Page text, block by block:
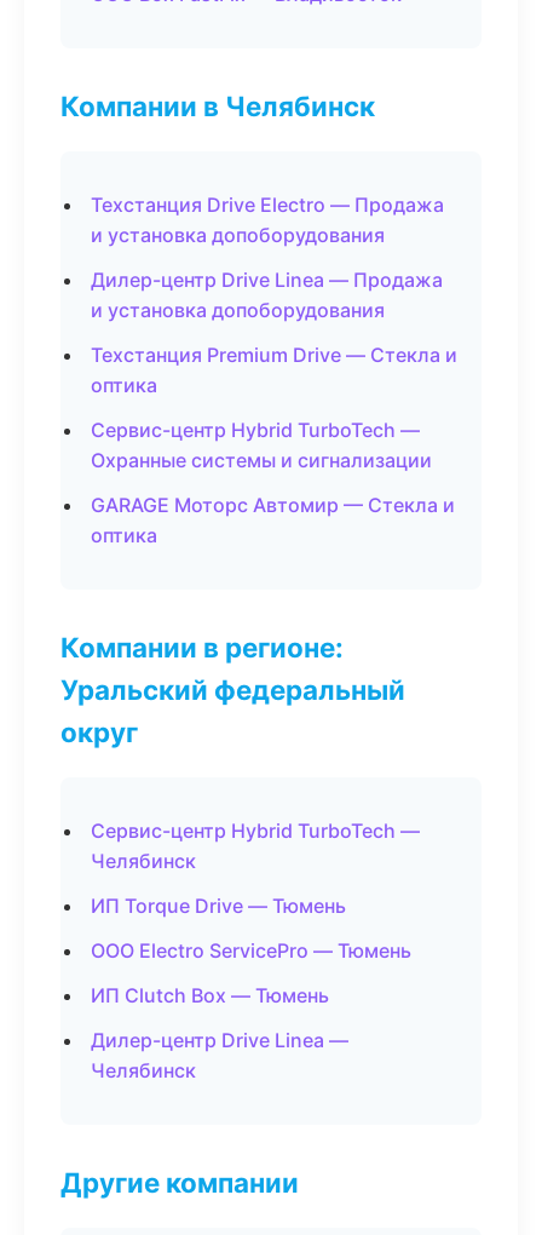
Компании в Челябинск
Техстанция Drive Electro — Продажа
и установка допоборудования
Дилер-центр Drive Linea — Продажа
и установка допоборудования
Техстанция Premium Drive — Стекла и
оптика
Сервис-центр Hybrid TurboTech —
Охранные системы и сигнализации
GARAGE Моторс Автомир — Стекла и
оптика
Компании в регионе:
Уральский федеральный
округ
Сервис-центр Hybrid TurboTech —
Челябинск
ИП Torque Drive — Тюмень
ООО Electro ServicePro — Тюмень
ИП Clutch Box — Тюмень
Дилер-центр Drive Linea —
Челябинск
Другие компании